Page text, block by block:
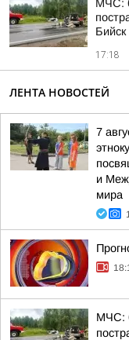
МЧС:
17:18
ЛЕНТА НОВОСТЕЙ
7
и
мира
МЧС: